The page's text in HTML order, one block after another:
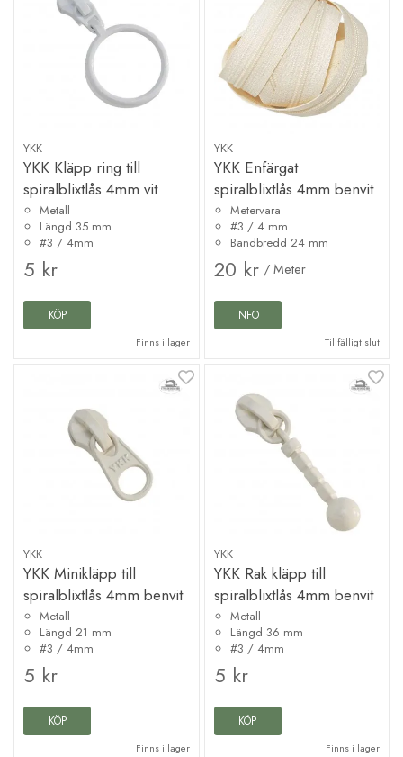
YKK
YKK Kläpp ring till
spiralblixtlås 4mm vit
Metall
Längd 35 mm
#3 / 4mm
5 kr
KÖP
Finns i lager
YKK
YKK Enfärgat
spiralblixtlås 4mm benvit
Metervara
#3 / 4 mm
Bandbredd 24 mm
20 kr / Meter
INFO
Tillfälligt slut
YKK
YKK Minikläpp till
spiralblixtlås 4mm benvit
Metall
Längd 21 mm
#3 / 4mm
5 kr
KÖP
Finns i lager
YKK
YKK Rak kläpp till
spiralblixtlås 4mm benvit
Metall
Längd 36 mm
#3 / 4mm
5 kr
KÖP
Finns i lager